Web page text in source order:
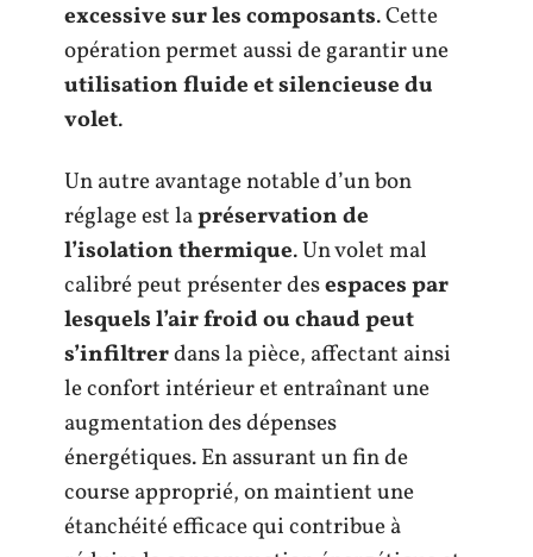
excessive sur les composants. Cette
opération permet aussi de garantir une
utilisation fluide et silencieuse du
volet.
Un autre avantage notable d’un bon
réglage est lapréservation de
l’isolation thermique. Un volet mal
calibré peut présenter desespaces par
lesquels l’air froid ou chaud peut
s’infiltrerdans la pièce, affectant ainsi
le confort intérieur et entraînant une
augmentation des dépenses
énergétiques. En assurant un fin de
course approprié, on maintient une
étanchéité efficace qui contribue à